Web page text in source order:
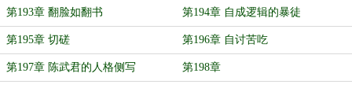
第193章 翻脸如翻书 第194章 自成逻辑的暴徒
第195章 切磋 第196章 自讨苦吃
第197章 陈武君的人格侧写 第198章